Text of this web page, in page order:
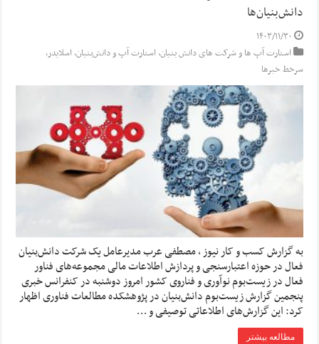
دانش‌بنیان‌ها
۱۴۰۳/۱۱/۳۰
استارت آپ ها و شرکت های دانش بنیان,استارت آپ‌ و دانش‌بنیان‌,اسلایدر,
سرخط خبرها
به گزارش کسب و کار نیوز ، مصطفی عرب مدیرعامل یک شرکت دانش‌بنیان
فعال در حوزه اعتبارسنجی و پردازش اطلاعات مالی مجموعه‌های فناور
فعال در زیست‌بوم نوآوری و فناروی کشور امروز دوشنبه در کنفرانس خبری
پنجمین گزارش زیست‌بوم دانش‌بنیان در پژوهشکده مطالعات فناوری اظهار
کرد: این گزارش‌های اطلاعاتی توصیفی و …
مطالعه بیشتر